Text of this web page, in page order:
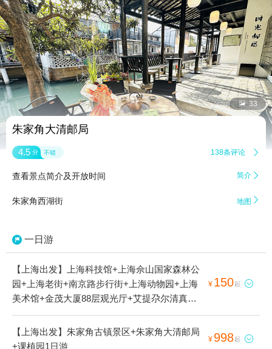
 33
朱家角大清邮局
4.5 分 不错 138条评论 
查看景点简介及开放时间 简介 
朱家角西湖街 地图 
一日游
【上海出发】上海科技馆+上海佘山国家森林公
园+上海老街+南京路步行街+上海动物园+上海
美术馆+金茂大厦88层观光厅+艾提尕尔清真寺
+上海欢乐谷+金山城市沙滩+上海鲜花港+上海
百枣园+上海文庙+上海影视乐园+东方明珠+上
海图书馆+上海佘山国家旅游度假区+长兴岛+东
¥ 150起 
【上海出发】朱家角古镇景区+朱家角大清邮局
+课植园1日游
¥ 998起 
